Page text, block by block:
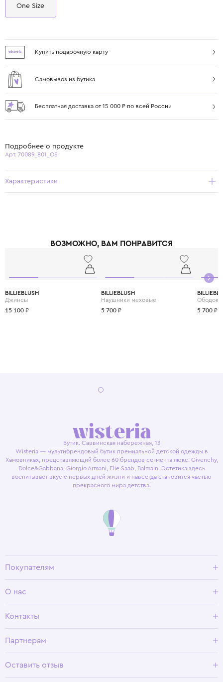
One Size
Купить подарочную карту
Самовывоз из бутика
Бесплатная доставка от 15 000 ₽ по всей России
Подробнее о продукте
Арт. 70089_801_OS
Характеристики
ВОЗМОЖНО, ВАМ ПОНРАВИТСЯ
BILLIEBLUSH
Джинсы
15 100 ₽
BILLIEBLUSH
Наушники меховые
5 700 ₽
Ободок
5 700 ₽
Бутик. Саввинская набережная, 13
Wisteria — мультибрендовый бутик премиальной детской одежды в
Хамовниках, представляющий более 60 брендов сегмента люкс: Givenchy,
Dolce&Gabbana, Giorgio Armani, Elie Saab, Balmain. Эстетика здесь
воспитывает вкус с первых дней жизни и навсегда становится частью
прекрасного мира детства.
Покупателям
Условия возврата
О нас
Программа лояльности
Контакты
Партнерам
Оставить отзыв